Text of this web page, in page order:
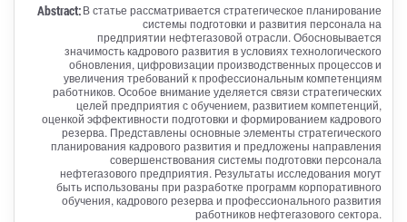
Abstract:В статье рассматривается стратегическое планирование
системы подготовки и развития персонала на
предприятии нефтегазовой отрасли. Обосновывается
значимость кадрового развития в условиях технологического
обновления, цифровизации производственных процессов и
увеличения требований к профессиональным компетенциям
работников. Особое внимание уделяется связи стратегических
целей предприятия с обучением, развитием компетенций,
оценкой эффективности подготовки и формированием кадрового
резерва. Представлены основные элементы стратегического
планирования кадрового развития и предложены направления
совершенствования системы подготовки персонала
нефтегазового предприятия. Результаты исследования могут
быть использованы при разработке программ корпоративного
обучения, кадрового резерва и профессионального развития
работников нефтегазового сектора.